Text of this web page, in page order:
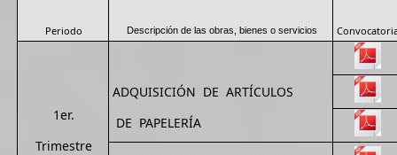
Periodo Descripción de las obras, bienes o servicios
1er.
Trimestre
ADQUISICIÓN DE ARTÍCULOS
DE PAPELERÍA